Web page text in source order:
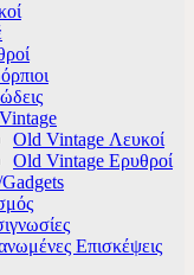
Old Vintage Λευκοί
Old Vintage Ερυθροί
Επισκέψεις